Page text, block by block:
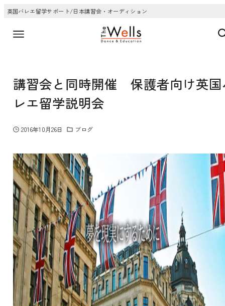
英国バレエ留学サポート/日本講習会・オーディション
講習会と同時開催 保護者向け英国
レエ留学説明会
2016年10月26日 ブログ